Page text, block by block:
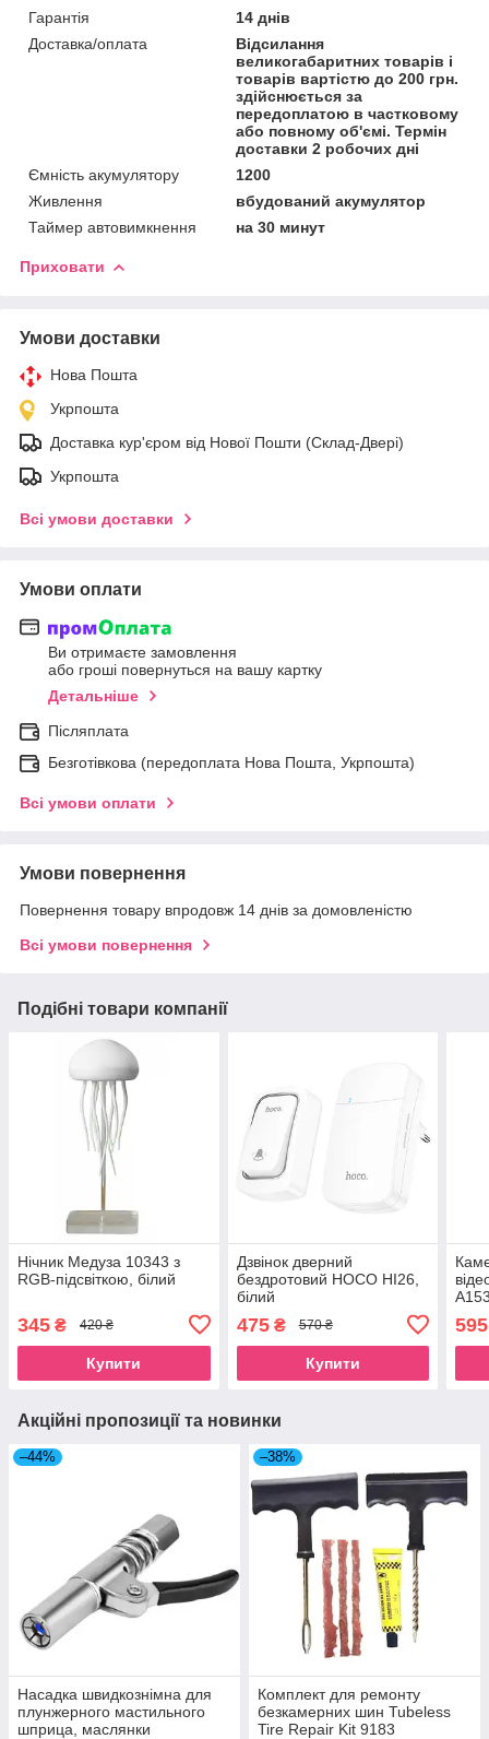
Гарантія
14 днів
Доставка/оплата
Відсилання
великогабаритних товарів і
товарів вартістю до 200 грн.
здійснюється за
передоплатою в частковому
або повному об'ємі. Термін
доставки 2 робочих дні
Ємність акумулятору
1200
Живлення
вбудований акумулятор
Таймер автовимкнення
на 30 минут
Приховати
Умови доставки
Нова Пошта
Укрпошта
Доставка кур'єром від Нової Пошти (Склад-Двері)
Укрпошта
Всі умови доставки
Умови оплати
Ви отримаєте замовлення
або гроші повернуться на вашу картку
Детальніше
Післяплата
Безготівкова (передоплата Нова Пошта, Укрпошта)
Всі умови оплати
Умови повернення
Повернення товару впродовж 14 днів за домовленістю
Всі умови повернення
Подібні товари компанії
Нічник Медуза 10343 з
RGB-підсвіткою, білий
345 ₴ 420 ₴
Купити
Дзвінок дверний
бездротовий HOCO HI26,
білий
475₴ 570 ₴
Купити
595
Акційні пропозиції та новинки
–44%
Насадка швидкознімна для
плунжерного мастильного
шприца, маслянки
–38%
Комплект для ремонту
безкамерних шин Tubeless
Tire Repair Kit 9183